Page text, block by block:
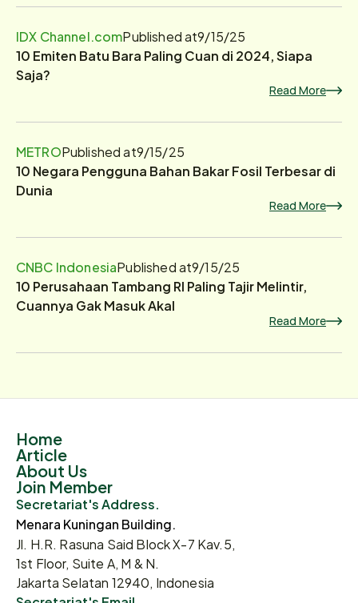
IDX Channel.comPublished at9/15/25
10 Emiten Batu Bara Paling Cuan di 2024, Siapa
Saja?
Read More
METROPublished at9/15/25
10 Negara Pengguna Bahan Bakar Fosil Terbesar di
Dunia
Read More
CNBC IndonesiaPublished at9/15/25
10 Perusahaan Tambang RI Paling Tajir Melintir,
Cuannya Gak Masuk Akal
Read More
Home
Article
About Us
Join Member
Secretariat's Address.
Menara Kuningan Building.
Jl. H.R. Rasuna Said Block X-7 Kav.5,
1st Floor, Suite A, M & N.
Jakarta Selatan 12940, Indonesia